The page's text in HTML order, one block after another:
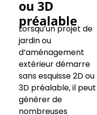
ou 3D
préalable
Lorsqu’un projet de
jardin ou
d’aménagement
extérieur démarre
sans esquisse 2D ou
3D préalable, il peut
générer de
nombreuses